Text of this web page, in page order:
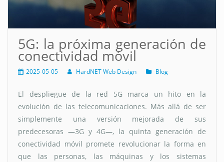
5G: la próxima generación de
conectividad móvil
2025-05-05 HardNET Web Design Blog
El despliegue de la red 5G marca un hito en la
evolución de las telecomunicaciones. Más allá de ser
simplemente una versión mejorada de sus
predecesoras —3G y 4G—, la quinta generación de
conectividad móvil promete revolucionar la forma en
que las personas, las máquinas y los sistemas